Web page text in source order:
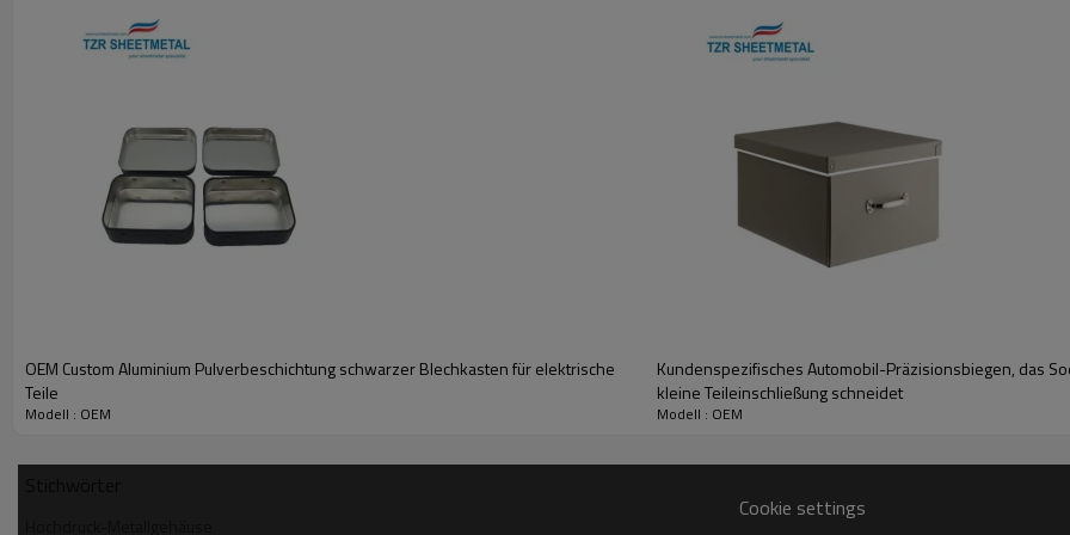
Ein weiterer Vorteil von Metallgehäusen ist, dass sie gegen die Elemente resistent sind. Wenn sich Ihre Box außerhalb befindet,
und extremen Wetterschwankungen. Kunststoff dagegen dehnt sich bei rauen Bedingungen aus. Metall kostet zwar mehr als
Wenn Sie sich wegen Rost Sorgen machen, können die erfahrenen Experten von Midwest Metal Products ein Gehäuse aus
rostet nicht. Edelstahl ist auch eine gute Option, um Korrosion zu verhindern.
Bei Midwest Metal Products können wir jedes Projekt individuell gestalten. Möchten Sie Ihr Firmenlogo einfügen? Möchten Sie,
eine bestimmte Größe für Ihre Einrichtung? Wir können jede Spezifikation oder Anfrage bearbeiten.
Sie können auch aus einer Vielzahl von Ausführungen wählen. Pulverbeschichtung, Nasslackierung und Siebdruck werden im
Midwest Metal Products hilft Ihnen bei der Entscheidung über die besten Gehäuse für Ihren Zweck und Ihre Umgebung. Wir
OEM Custom Aluminium Pulverbeschichtung schwarzer Blechkasten für elektrische
Teile
Modell : OEM
Kundenspezifisches Automobil-Präzisionsbiegen, das
kleine Teileinschließung schneidet
Modell : OEM
Cookie settings